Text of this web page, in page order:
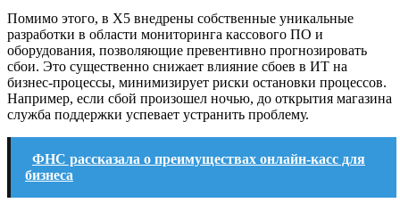
Помимо этого, в Х5 внедрены собственные уникальные
разработки в области мониторинга кассового ПО и
оборудования, позволяющие превентивно прогнозировать
сбои. Это существенно снижает влияние сбоев в ИТ на
бизнес-процессы, минимизирует риски остановки процессов.
Например, если сбой произошел ночью, до открытия магазина
служба поддержки успевает устранить проблему.
ФНС рассказала о преимуществах онлайн-касс для
бизнеса